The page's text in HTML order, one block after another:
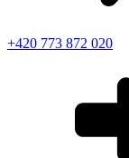
+420 773 872 020